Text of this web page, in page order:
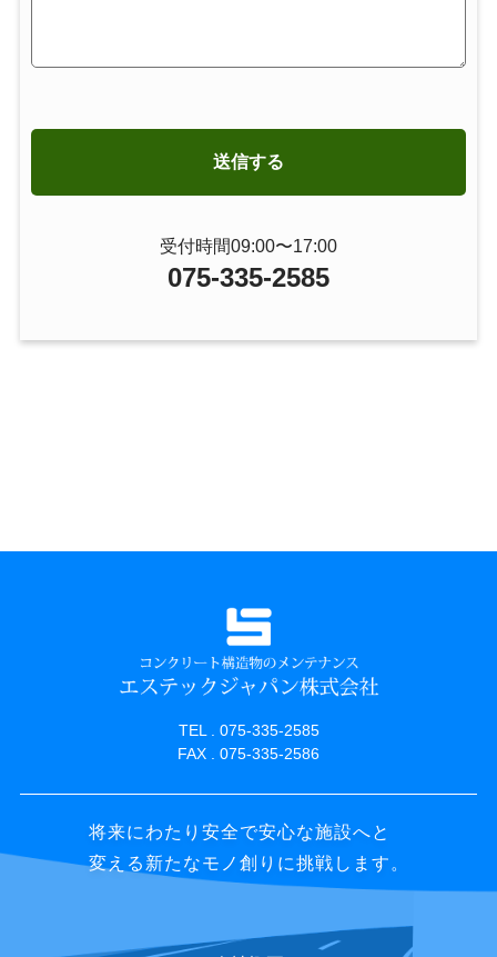
受付時間09:00〜17:00
075-335-2585
TEL . 075-335-2585
FAX . 075-335-2586
将来にわたり安全で安心な施設へと
変える新たなモノ創りに挑戦します。